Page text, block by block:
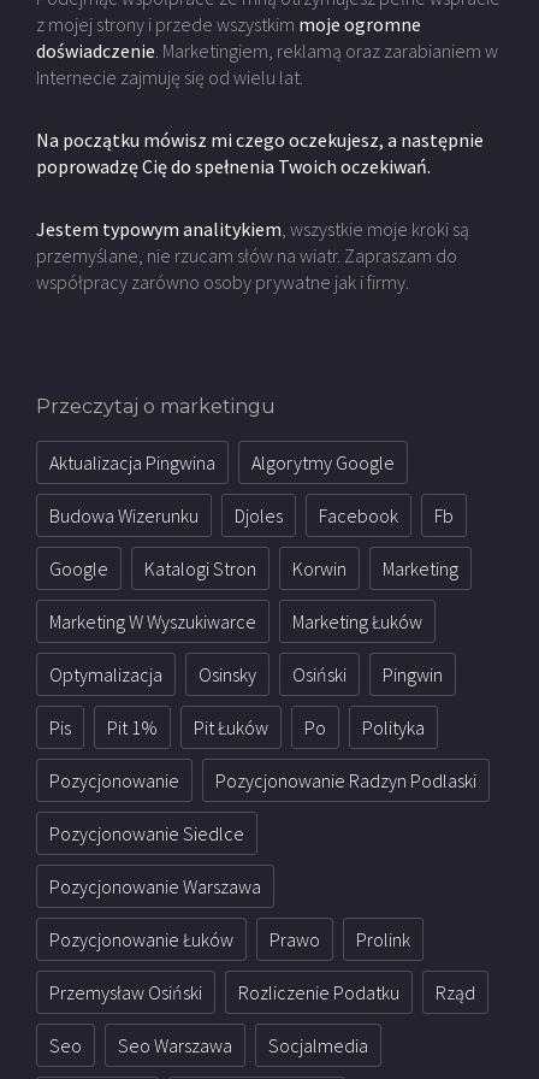
z mojej strony i przede wszystkim moje ogromne
doświadczenie . Marketingiem, reklamą oraz zarabianiem w
Internecie zajmuję się od wielu lat.
Na początku mówisz mi czego oczekujesz, a następnie
poprowadzę Cię do spełnenia Twoich oczekiwań.
Jestem typowym analitykiem , wszystkie moje kroki są
przemyślane, nie rzucam słów na wiatr. Zapraszam do
współpracy zarówno osoby prywatne jak i firmy.
Przeczytaj o marketingu
Aktualizacja Pingwina Algorytmy Google
Budowa Wizerunku Djoles Facebook Fb
Google Katalogi Stron Korwin Marketing
Marketing W Wyszukiwarce Marketing Łuków
Optymalizacja Osinsky Osiński Pingwin
Pis Pit 1% Pit Łuków Po Polityka
Pozycjonowanie Pozycjonowanie Radzyn Podlaski
Pozycjonowanie Siedlce
Pozycjonowanie Warszawa
Pozycjonowanie Łuków Prawo Prolink
Przemysław Osiński Rozliczenie Podatku Rząd
Seo Seo Warszawa Socjalmedia